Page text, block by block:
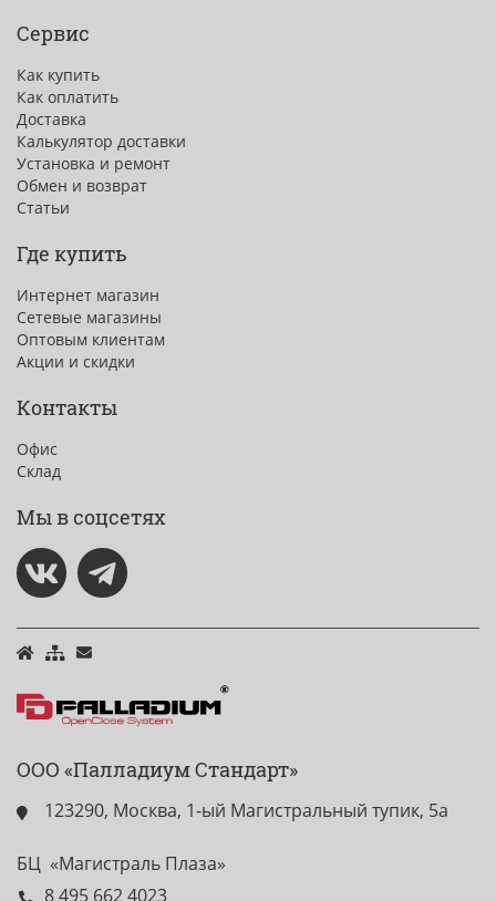
Сервис
Как купить
Как оплатить
Доставка
Калькулятор доставки
Установка и ремонт
Обмен и возврат
Статьи
Где купить
Интернет магазин
Сетевые магазины
Оптовым клиентам
Акции и скидки
Контакты
Офис
Склад
Мы в соцсетях
ООО «Палладиум Стандарт»
123290, Москва, 1-ый Магистральный тупик, 5а
БЦ «Магистраль Плаза»
8 495 662 4023